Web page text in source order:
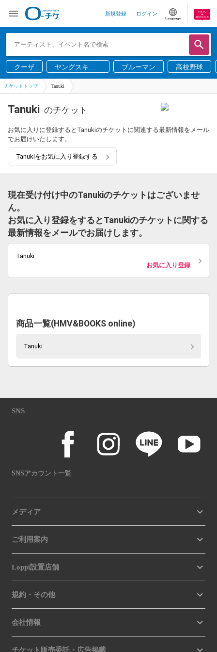
新規登録 ログイン
Language
クーザ
ヤングスキニ
ー
ブルーマン 高校野球
チケットトップ Tanuki
Tanuki のチケット
お気に入りに登録するとTanukiのチケットに関連する最新情報をメール
でお届けいたします。
Tanukiをお気に入り登録する
現在受け付け中のTanukiのチケットはございませ
ん。
お気に入り登録をするとTanukiのチケットに関する
最新情報をメールでお届けします。
Tanuki
お気に入り登録
商品一覧(HMV&BOOKS online)
Tanuki
SNS
SNSアカウント一覧
メディア
ご利用案内
Loppi設置店舗
規約・その他
会社情報
チケット販売委託・広告掲載